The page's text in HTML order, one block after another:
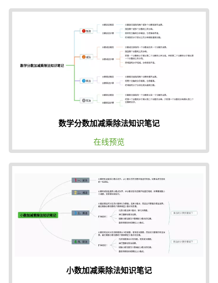
数学分数加减乘除法知识笔记
在线预览
小数加减乘除法知识笔记